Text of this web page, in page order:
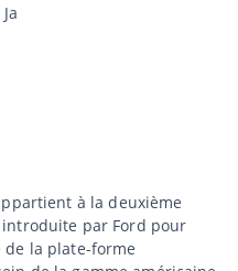
Ja
à la deuxième
par Ford pour
de la plate-forme